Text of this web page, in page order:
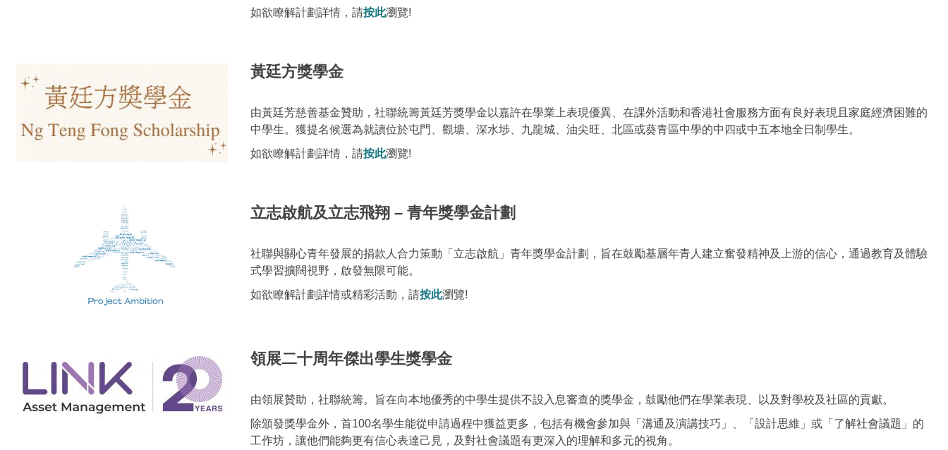
如欲瞭解計劃詳情，請按此瀏覽!
黃廷方獎學金
由黃廷芳慈善基金贊助，社聯統籌黃廷芳獎學金以嘉許在學業上表現優異、在課外活動和香港社會服務方面有良好表現且家庭經濟困難的
中學生。獲提名候選為就讀位於屯門、觀塘、深水埗、九龍城、油尖旺、北區或葵青區中學的中四或中五本地全日制學生。
如欲瞭解計劃詳情，請按此瀏覽!
立志啟航及立志飛翔 – 青年獎學金計劃
社聯與關心青年發展的捐款人合力策動「立志啟航」青年獎學金計劃，旨在鼓勵基層年青人建立奮發精神及上游的信心，通過教育及體驗
式學習擴闊視野，啟發無限可能。
如欲瞭解計劃詳情或精彩活動，請按此瀏覽!
領展二十周年傑出學生獎學金
由領展贊助，社聯統籌。旨在向本地優秀的中學生提供不設入息審查的獎學金，鼓勵他們在學業表現、以及對學校及社區的貢獻。
除頒發獎學金外，首100名學生能從申請過程中獲益更多，包括有機會參加與「溝通及演講技巧」、「設計思維」或「了解社會議題」的
工作坊，讓他們能夠更有信心表達己見，及對社會議題有更深入的理解和多元的視角。